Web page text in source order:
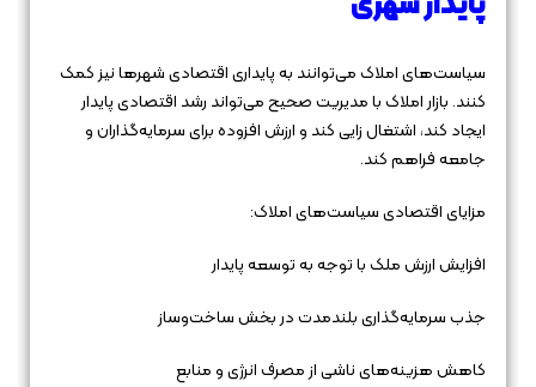
سیاست‌های املاک می‌توانند به پایداری اقتصادی شهرها نیز کمک
کنند. بازار املاک با مدیریت صحیح می‌تواند رشد اقتصادی پایدار
ایجاد کند، اشتغال زایی کند و ارزش افزوده برای سرمایه‌گذاران و
جامعه فراهم کند.
مزایای اقتصادی سیاست‌های املاک:
افزایش ارزش ملک با توجه به توسعه پایدار
جذب سرمایه‌گذاری بلندمدت در بخش ساخت‌وساز
کاهش هزینه‌های ناشی از مصرف انرژی و منابع